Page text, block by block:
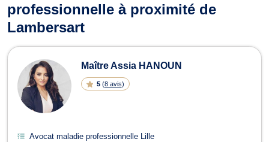
professionnelle à proximité de
Lambersart
Maître Assia HANOUN
5 (8 avis)
Avocat maladie professionnelle Lille